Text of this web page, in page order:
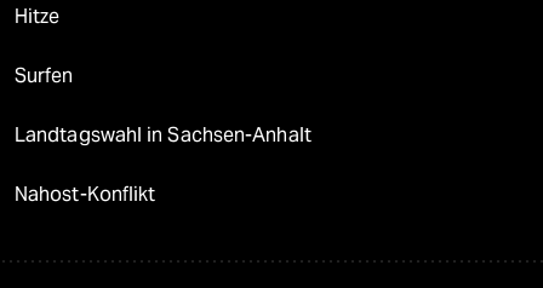
Hitze
Surfen
Landtagswahl in Sachsen-Anhalt
Nahost-Konflikt